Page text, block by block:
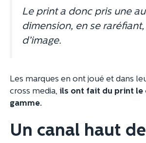
Le print a donc pris une
dimension, en se
d’image.
Les marques en ont joué et dans
cross media, ils ont fait du print le
gamme.
Un canal haut de